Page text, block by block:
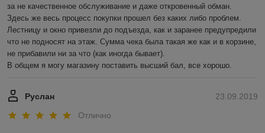
за не качественное обслуживание и даже откровенный обман.
Здесь же весь процесс покупки прошел без каких либо проблем.
Лестницу и окно привезли до подъезда, как и заранее предупредили
что не подносят на этаж. Сумма чека была такая же как и в корзине,
не прибавили ни за что (как иногда бывает).
В общем я могу магазину поставить высший бал, все хорошо.
23.09.2019
Руслан
Отлично